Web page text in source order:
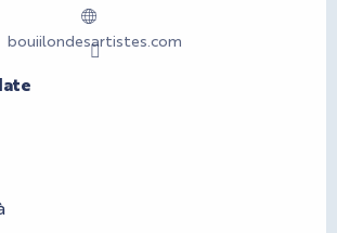
bouiilondesartistes.com